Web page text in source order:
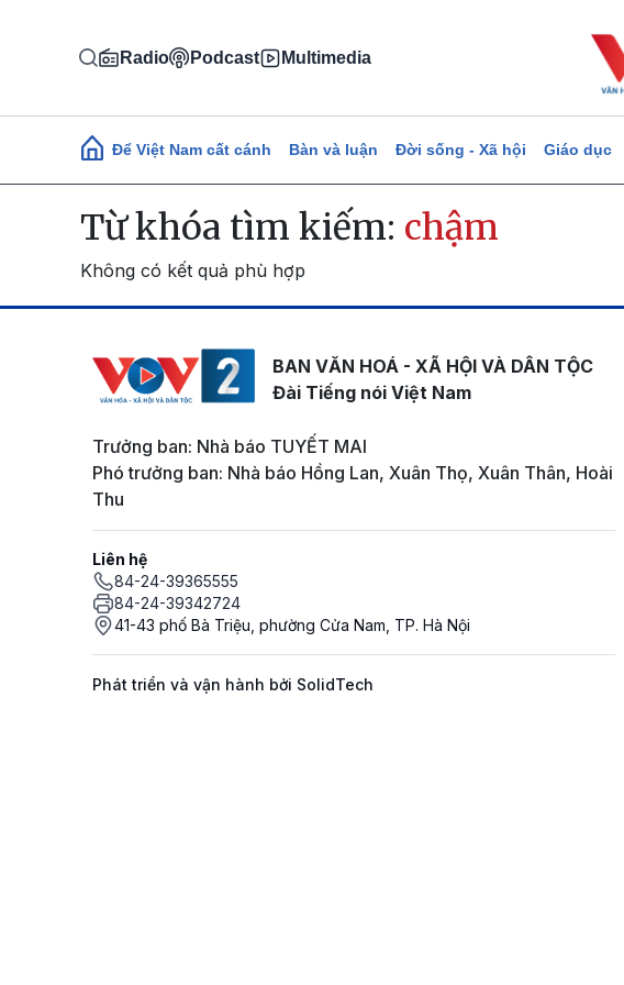
Radio Podcast Multimedia
Main navigation
Để Việt Nam cất cánh Bàn và luận Đời sống - Xã hội Giáo dục
Từ khóa tìm kiếm: chậm
Không có kết quả phù hợp
BAN VĂN HOÁ - XÃ HỘI VÀ DÂN TỘC
Đài Tiếng nói Việt Nam
Trưởng ban: Nhà báo TUYẾT MAI
Phó trưởng ban: Nhà báo Hồng Lan, Xuân Thọ, Xuân Thân, Hoài
Thu
Liên hệ
84-24-39365555
84-24-39342724
41-43 phố Bà Triệu, phường Cửa Nam, TP. Hà Nội
Phát triển và vận hành bởi SolidTech